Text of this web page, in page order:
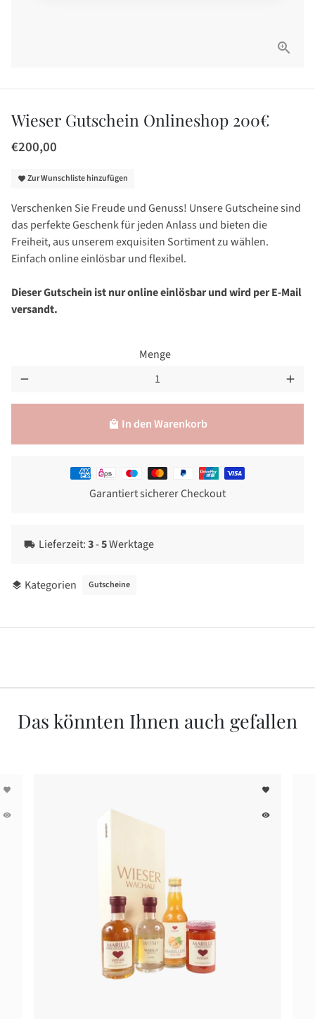
Wieser Gutschein Onlineshop 200€
€200,00
favorite Zur Wunschliste hinzufügen
Verschenken Sie Freude und Genuss! Unsere Gutscheine sind
das perfekte Geschenk für jeden Anlass und bieten die
Freiheit, aus unserem exquisiten Sortiment zu wählen.
Einfach online einlösbar und flexibel.
Dieser Gutschein ist nur online einlösbar und wird per E-Mail
versandt.
Menge
remove add
local_mall In den Warenkorb
Garantiert sicherer Checkout
Zahlungsmethoden
local_shipping Lieferzeit:3-5Werktage
layers Kategorien Gutscheine
Das könnten Ihnen auch gefallen
favorite
remove_red_eye
favorite
remove_red_eye